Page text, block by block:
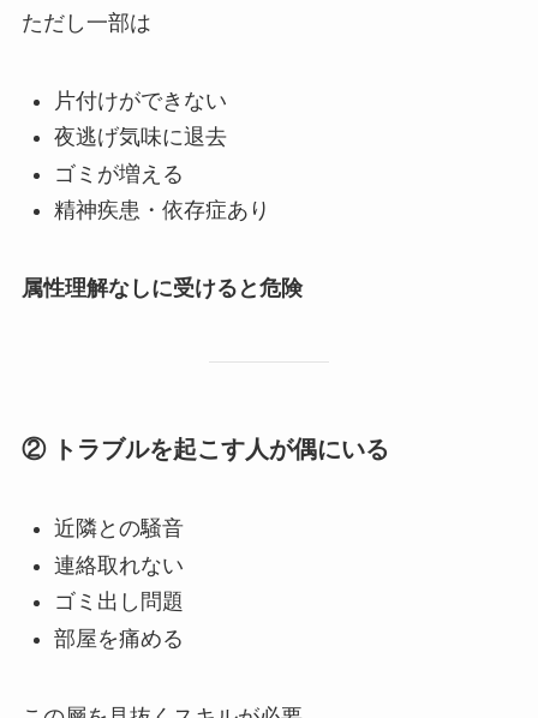
ただし一部は
片付けができない
夜逃げ気味に退去
ゴミが増える
精神疾患・依存症あり
属性理解なしに受けると危険
② トラブルを起こす人が偶にいる
近隣との騒音
連絡取れない
ゴミ出し問題
部屋を痛める